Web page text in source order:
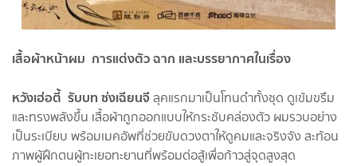
เสื้อผ้าหน้าผม การแต่งตัว ฉาก และบรรยากาศในเรื่อง
หวังเฮ่อตี้ รับบทซ่งเฉียนจี ลุคแรกมาเป็นโทนดำทั้งชุด ดูเข้มขรึม
และทรงพลังขึ้น เสื้อผ้าถูกออกแบบให้กระชับคล่องตัว ผมรวบอย่าง
เป็นระเบียบ พร้อมเมคอัพที่ช่วยขับดวงตาให้ดูคมและจริงจัง สะท้อน
ภาพผู้ฝึกตนผู้ทะเยอทะยานที่พร้อมต่อสู้เพื่อก้าวสู่จุดสูงสุด